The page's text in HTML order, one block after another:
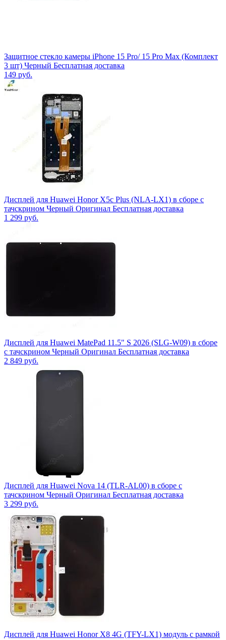
Защитное стекло камеры iPhone 15 Pro/ 15 Pro Max (Комплект
3 шт) Черный Бесплатная доставка
149 руб.
Дисплей для Huawei Honor X5c Plus (NLA-LX1) в сборе с
тачскрином Черный Оригинал Бесплатная доставка
1 299 руб.
Дисплей для Huawei MatePad 11.5" S 2026 (SLG-W09) в сборе
с тачскрином Черный Оригинал Бесплатная доставка
2 849 руб.
Дисплей для Huawei Nova 14 (TLR-AL00) в сборе с
тачскрином Черный Оригинал Бесплатная доставка
3 299 руб.
Дисплей для Huawei Honor X8 4G (TFY-LX1) модуль с рамкой